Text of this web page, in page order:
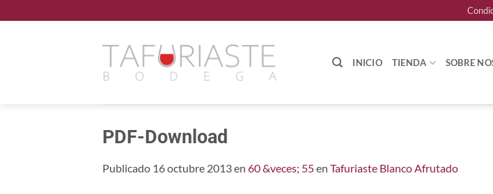
al
INICIO TIENDA SOBRE
PDF-Download
Publicado 16 octubre 2013en 60 &veces; 55en Tafuriaste Blanco Afrutado